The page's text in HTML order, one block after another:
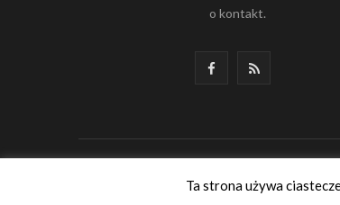
o kontakt.
R
© 2019-2025 dzicyzapylacze.pl
Ta strona używa